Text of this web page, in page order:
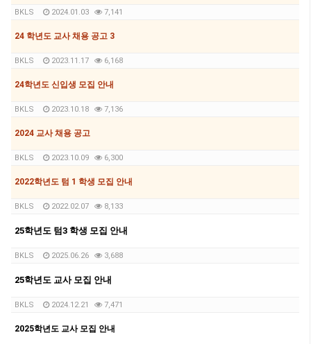
BKLS 2024.01.03 7,141
24 학년도 교사 채용 공고 3
BKLS 2023.11.17 6,168
24학년도 신입생 모집 안내
BKLS 2023.10.18 7,136
2024 교사 채용 공고
BKLS 2023.10.09 6,300
2022학년도 텀 1 학생 모집 안내
BKLS 2022.02.07 8,133
25학년도 텀3 학생 모집 안내
BKLS 2025.06.26 3,688
25학년도 교사 모집 안내
BKLS 2024.12.21 7,471
2025학년도 교사 모집 안내